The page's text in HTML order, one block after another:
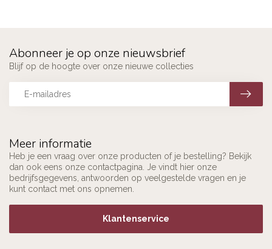
Meer informatie
Heb je een vraag over onze producten of je bestelling? Bekijk
dan ook eens onze contactpagina. Je vindt hier onze
bedrijfsgegevens, antwoorden op veelgestelde vragen en je
kunt contact met ons opnemen.
Klantenservice
Abonneer je op onze nieuwsbrief
Blijf op de hoogte over onze nieuwe collecties